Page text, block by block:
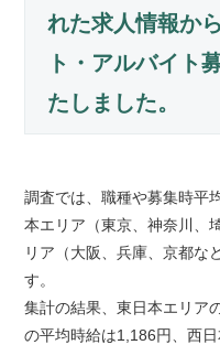
れた求人情報か
ト・アルバイト
たしました。
調査では、職種や募集時平
本エリア（東京、神奈川、
リア（大阪、兵庫、京都な
す。
集計の結果、東日本エリア
の平均時給は1,186円、西